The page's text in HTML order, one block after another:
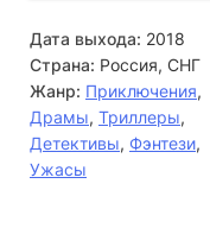
только таинственные
Дата выхода: 2018
Страна: Россия, СНГ
Жанр: Приключения,
Драмы, Триллеры,
Детективы, Фэнтези,
Ужасы